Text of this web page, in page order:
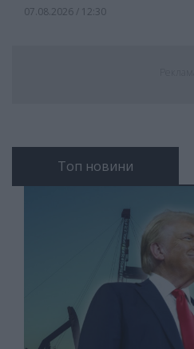
07.08.2026 / 12:30
Топ новини